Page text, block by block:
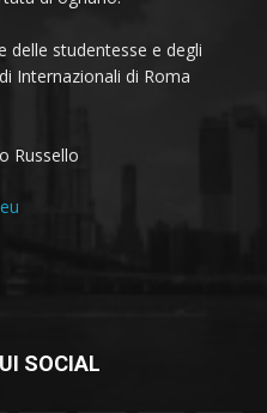
delle studentesse e degli
Internazionali di Roma
Russello
SOCIAL